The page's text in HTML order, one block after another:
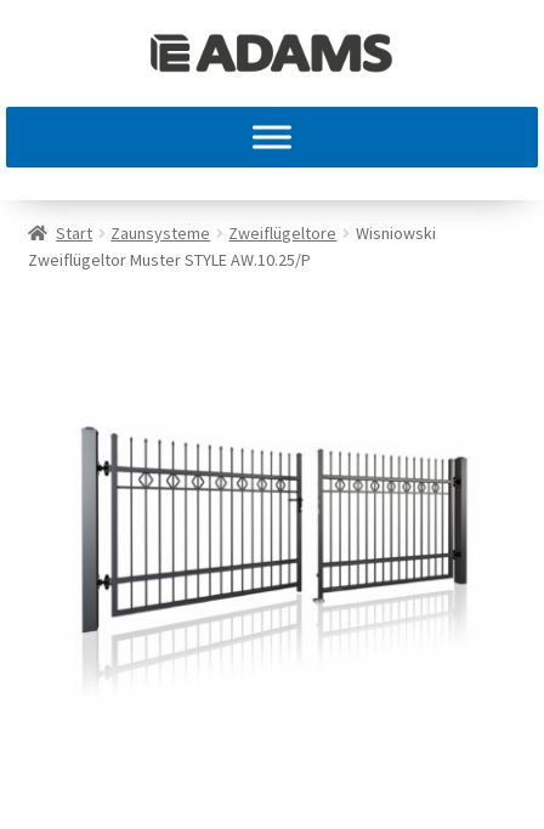
Start Zaunsysteme Zweiflügeltore
Wisniowski
Zweiflügeltor Muster STYLE AW.10.25/P